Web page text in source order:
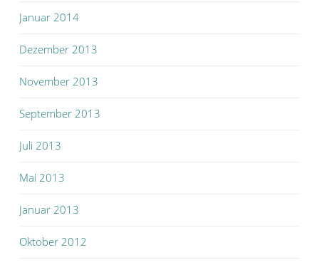
Januar 2014
Dezember 2013
November 2013
September 2013
Juli 2013
Mai 2013
Januar 2013
Oktober 2012